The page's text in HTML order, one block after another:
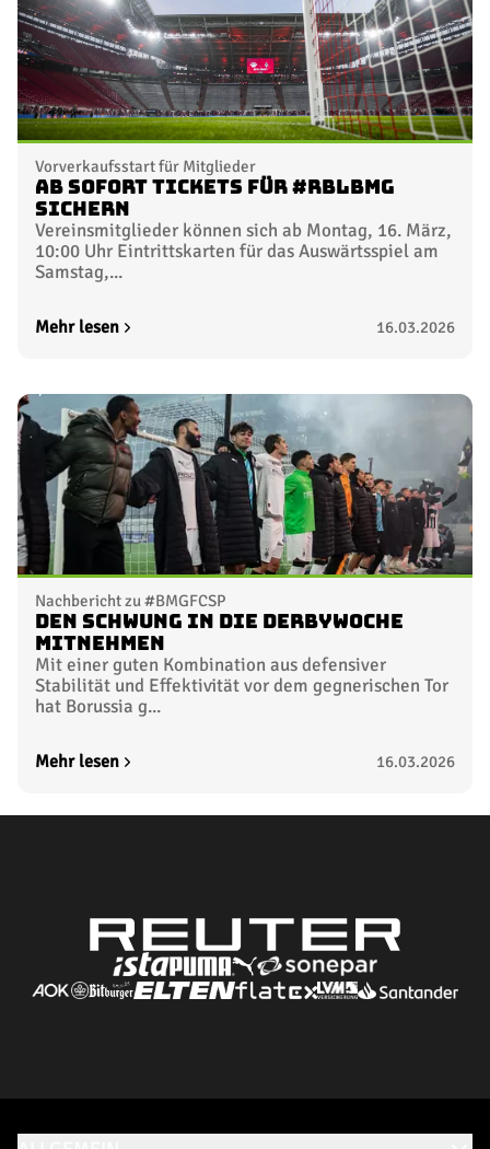
Vorverkaufsstart für Mitglieder
Ab sofort Tickets für #RBLBMG
sichern
Vereinsmitglieder können sich ab Montag, 16. März,
10:00 Uhr Eintrittskarten für das Auswärtsspiel am
Samstag,...
Mehr lesen 16.03.2026
Nachbericht zu #BMGFCSP
Den Schwung in die Derbywoche
mitnehmen
Mit einer guten Kombination aus defensiver
Stabilität und Effektivität vor dem gegnerischen Tor
hat Borussia g...
Mehr lesen 16.03.2026